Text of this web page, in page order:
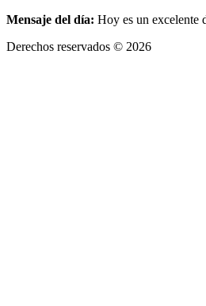
Mensaje del día: Hoy es un excelente
Derechos reservados © 2026